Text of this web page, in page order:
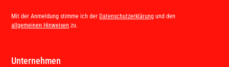
Mit der Anmeldung stimme ich der Datenschutzerklärung und den
allgemeinen Hinweisen zu.
Unternehmen